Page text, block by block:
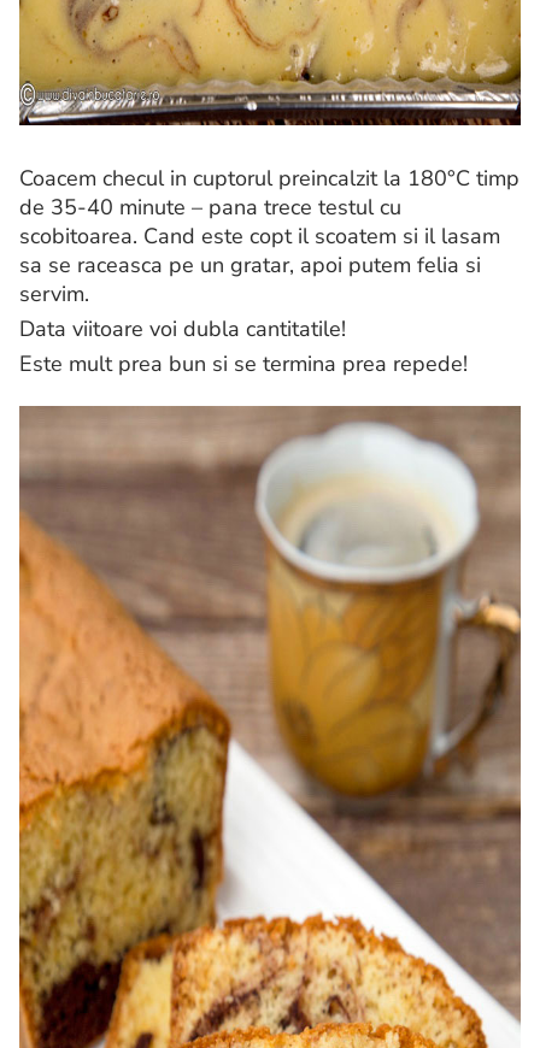
Coacem checul in cuptorul preincalzit la 180°C timp
de 35-40 minute – pana trece testul cu
scobitoarea. Cand este copt il scoatem si il lasam
sa se raceasca pe un gratar, apoi putem felia si
servim.
Data viitoare voi dubla cantitatile!
Este mult prea bun si se termina prea repede!